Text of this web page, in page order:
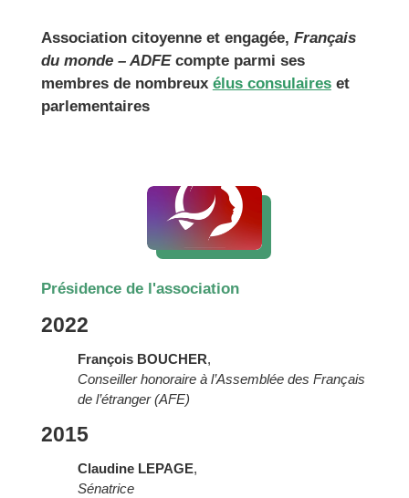
Association citoyenne et engagée, Français
du monde – ADFEcompte parmi ses
membres de nombreux élus consulaireset
parlementaires
Présidence de l'association
2022
François BOUCHER,
Conseiller honoraire à l’Assemblée des Français
de l’étranger (AFE)
2015
Claudine LEPAGE,
Sénatrice